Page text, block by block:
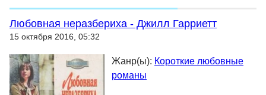
Любовная неразбериха - Джилл Гарриетт
15 октября 2016, 05:32
Жанр(ы): Короткие любовные
романы